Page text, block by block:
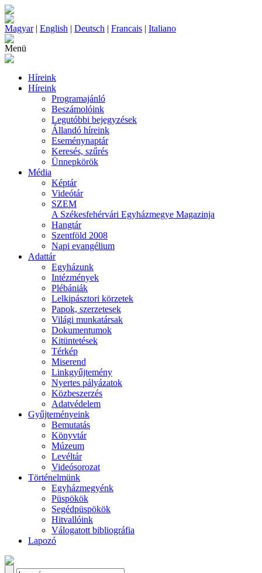
Magyar| English | Deutsch | Francais | Italiano
Menü
Híreink
Híreink
Programajánló
Beszámolóink
Legutóbbi bejegyzések
Állandó híreink
Eseménynaptár
Keresés, szűrés
Ünnepkörök
Média
Képtár
Videótár
SZEM
A Székesfehérvári Egyházmegye Magazinja
Hangtár
Szentföld 2008
Napi evangélium
Adattár
Egyházunk
Intézmények
Plébániák
Lelkipásztori körzetek
Papok, szerzetesek
Világi munkatársak
Dokumentumok
Kitüntetések
Térkép
Miserend
Linkgyűjtemény
Nyertes pályázatok
Közbeszerzés
Adatvédelem
Gyűjteményeink
Bemutatás
Könyvtár
Múzeum
Levéltár
Videósorozat
Történelmünk
Egyházmegyénk
Püspökök
Segédpüspökök
Hitvallóink
Válogatott bibliográfia
Lapozó